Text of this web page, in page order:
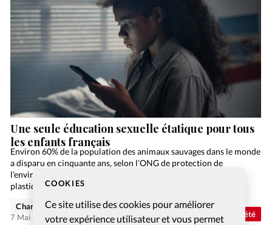
COOKIES
Ce site utilise des cookies pour améliorer
votre expérience utilisateur et vous permet
Société
Une seule éducation sexuelle étatique pour tous
les enfants français
Environ 60% de la population des animaux sauvages dans le monde
a disparu en cinquante ans, selon l’ONG de protection de
l’environnement WWF. Toutes les deux secondes, une tonne de
plastique finit dans l’océan. La…
Charlotte Moulin
7 Mai 2025